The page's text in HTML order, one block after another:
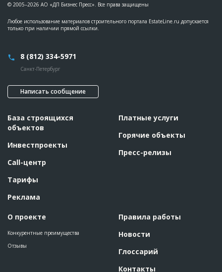
© 2005–2026 АО «ДП Бизнес Пресс». Все права защищены
Любое использование материалов строительного портала EstateLine.ru допускается
только при наличии прямой ссылки.
8 (812) 334-5971
Санкт-Петербург
Написать сообщение
База строящихся
объектов
Инвестпроекты
Call-центр
Тарифы
Реклама
О проекте
Конкурентные преимущества
Отзывы
Платные услуги
Горячие объекты
Пресс-релизы
Правила работы
Новости
Глоссарий
Контакты